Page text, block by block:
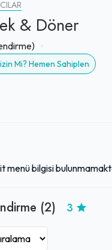
& Döner
Mi? Hemen Sahiplen
menü bilgisi
(2) 3